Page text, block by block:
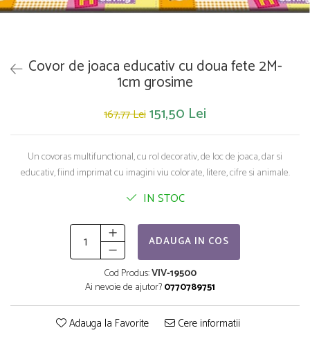
Covor de joaca educativ cu doua fete 2M-
1cm grosime
167,77 Lei151,50 Lei
Un covoras multifunctional, cu rol decorativ, de loc de joaca, dar si
educativ, fiind imprimat cu imagini viu colorate, litere, cifre si animale.
IN STOC
ADAUGA IN COS
Cod Produs:VIV-19500
Ai nevoie de ajutor?0770789751
Adauga la Favorite Cere informatii